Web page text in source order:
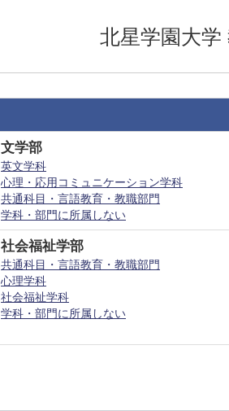
北星学園大学
文学部
英文学科
心理・応用コミュニケーション学科
共通科目・言語教育・教職部門
学科・部門に所属しない
社会福祉学部
共通科目・言語教育・教職部門
心理学科
社会福祉学科
学科・部門に所属しない